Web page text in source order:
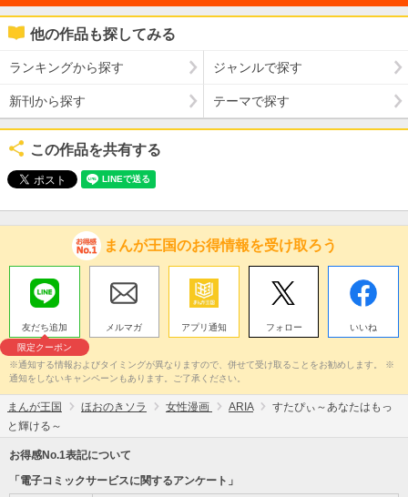
他の作品も探してみる
ランキングから探す ジャンルで探す
新刊から探す テーマで探す
この作品を共有する
まんが王国のお得情報を受け取ろう
友だち追加
限定クーポン
メルマガ アプリ通知 フォロー いいね
※通知する情報およびタイミングが異なりますので、併せて受け取ることをお勧めします。 ※
通知をしないキャンペーンもあります。ご了承ください。
まんが王国 ほおのきソラ 女性漫画 ARIA
すたぴぃ～あなたはもっ
と輝ける～
お得感No.1表記について
「電子コミックサービスに関するアンケート」